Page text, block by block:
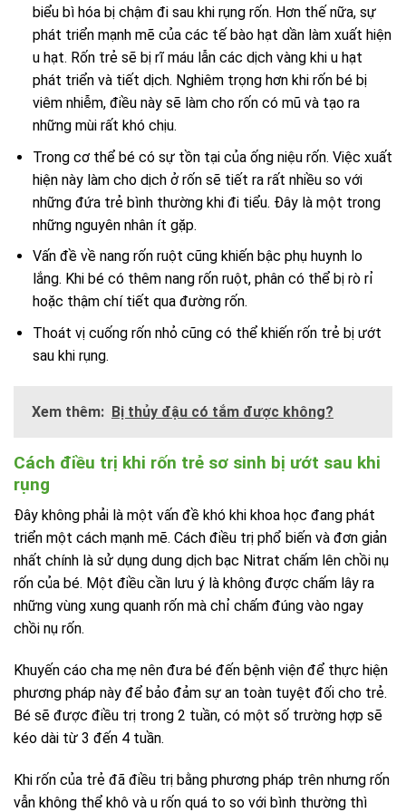
biểu bì hóa bị chậm đi sau khi rụng rốn. Hơn thế nữa, sự
phát triển mạnh mẽ của các tế bào hạt dần làm xuất hiện
u hạt. Rốn trẻ sẽ bị rĩ máu lẫn các dịch vàng khi u hạt
phát triển và tiết dịch. Nghiêm trọng hơn khi rốn bé bị
viêm nhiễm, điều này sẽ làm cho rốn có mũ và tạo ra
những mùi rất khó chịu.
Trong cơ thể bé có sự tồn tại của ống niệu rốn. Việc xuất
hiện này làm cho dịch ở rốn sẽ tiết ra rất nhiều so với
những đứa trẻ bình thường khi đi tiểu. Đây là một trong
những nguyên nhân ít gặp.
Vấn đề về nang rốn ruột cũng khiến bậc phụ huynh lo
lắng. Khi bé có thêm nang rốn ruột, phân có thể bị rò rỉ
hoặc thậm chí tiết qua đường rốn.
Thoát vị cuống rốn nhỏ cũng có thể khiến rốn trẻ bị ướt
sau khi rụng.
Xem thêm: Bị thủy đậu có tắm được không?
Cách điều trị khi rốn trẻ sơ sinh bị ướt sau khi
rụng
Đây không phải là một vấn đề khó khi khoa học đang phát
triển một cách mạnh mẽ. Cách điều trị phổ biến và đơn giản
nhất chính là sử dụng dung dịch bạc Nitrat chấm lên chồi nụ
rốn của bé. Một điều cần lưu ý là không được chấm lây ra
những vùng xung quanh rốn mà chỉ chấm đúng vào ngay
chồi nụ rốn.
Khuyến cáo cha mẹ nên đưa bé đến bệnh viện để thực hiện
phương pháp này để bảo đảm sự an toàn tuyệt đối cho trẻ.
Bé sẽ được điều trị trong 2 tuần, có một số trường hợp sẽ
kéo dài từ 3 đến 4 tuần.
Khi rốn của trẻ đã điều trị bằng phương pháp trên nhưng rốn
vẫn không thể khô và u rốn quá to so với bình thường thì